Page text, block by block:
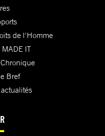
de l'Homme
MADE IT
Bref